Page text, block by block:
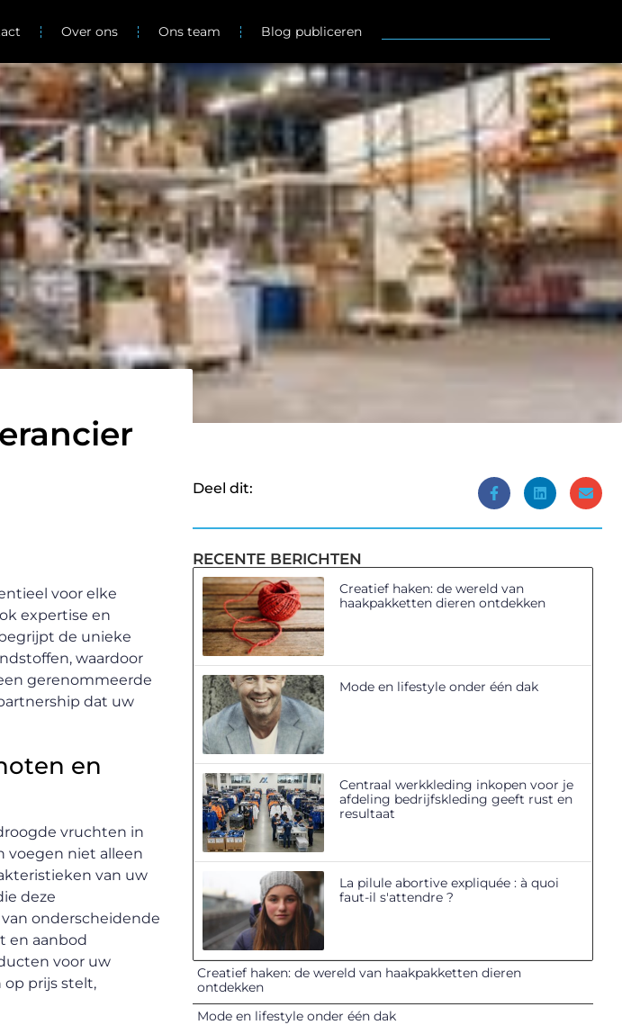
Over ons Ons team Blog publiceren
voor elke
expertise en
de unieke
waardoor
gerenommeerde
dat uw
en
vruchten in
voegen niet alleen
van uw
deze
onderscheidende
en aanbod
voor uw
prijs stelt,
Deel dit:
RECENTE BERICHTEN
Creatief haken: de wereld van
haakpakketten dieren ontdekken
Mode en lifestyle onder één dak
Centraal werkkleding inkopen voor je
afdeling bedrijfskleding geeft rust en
resultaat
La pilule abortive expliquée : à quoi
faut-il s'attendre ?
Creatief haken: de wereld van haakpakketten dieren
ontdekken
Mode en lifestyle onder één dak